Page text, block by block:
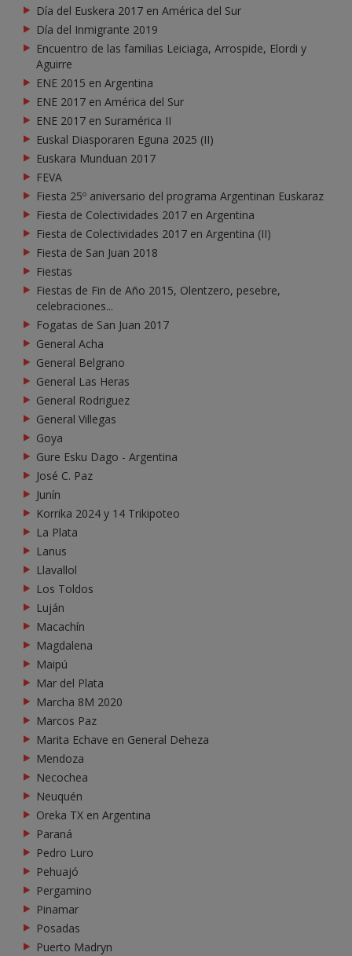
Día del Euskera 2017 en América del Sur
Día del Inmigrante 2019
Encuentro de las familias Leiciaga, Arrospide, Elordi y
Aguirre
ENE 2015 en Argentina
ENE 2017 en América del Sur
ENE 2017 en Suramérica II
Euskal Diasporaren Eguna 2025 (II)
Euskara Munduan 2017
FEVA
Fiesta 25º aniversario del programa Argentinan Euskaraz
Fiesta de Colectividades 2017 en Argentina
Fiesta de Colectividades 2017 en Argentina (II)
Fiesta de San Juan 2018
Fiestas
Fiestas de Fin de Año 2015, Olentzero, pesebre,
celebraciones...
Fogatas de San Juan 2017
General Acha
General Belgrano
General Las Heras
General Rodriguez
General Villegas
Goya
Gure Esku Dago - Argentina
José C. Paz
Junín
Korrika 2024 y 14 Trikipoteo
La Plata
Lanus
Llavallol
Los Toldos
Luján
Macachín
Magdalena
Maipú
Mar del Plata
Marcha 8M 2020
Marcos Paz
Marita Echave en General Deheza
Mendoza
Necochea
Neuquén
Oreka TX en Argentina
Paraná
Pedro Luro
Pehuajó
Pergamino
Pinamar
Posadas
Puerto Madryn